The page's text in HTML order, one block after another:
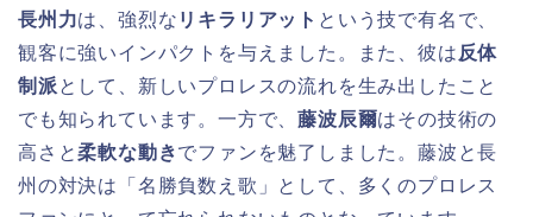
長州力は、強烈な リキラリアット という技で有名で、
観客に強いインパクトを与えました。また、彼は 反体
制派として、新しいプロレスの流れを生み出したこと
でも知られています。一方で、藤波辰爾はその技術の
高さと柔軟な動きでファンを魅了しました。藤波と長
州の対決は「名勝負数え歌」として、多くのプロレス